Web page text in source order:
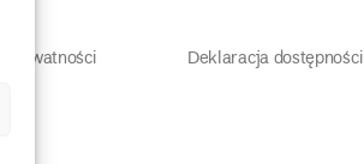
prywatności Deklaracja dostępności